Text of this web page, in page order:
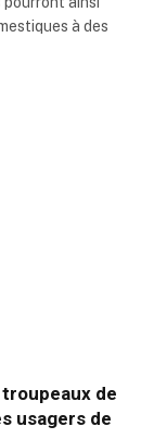
à des
de
usagers de